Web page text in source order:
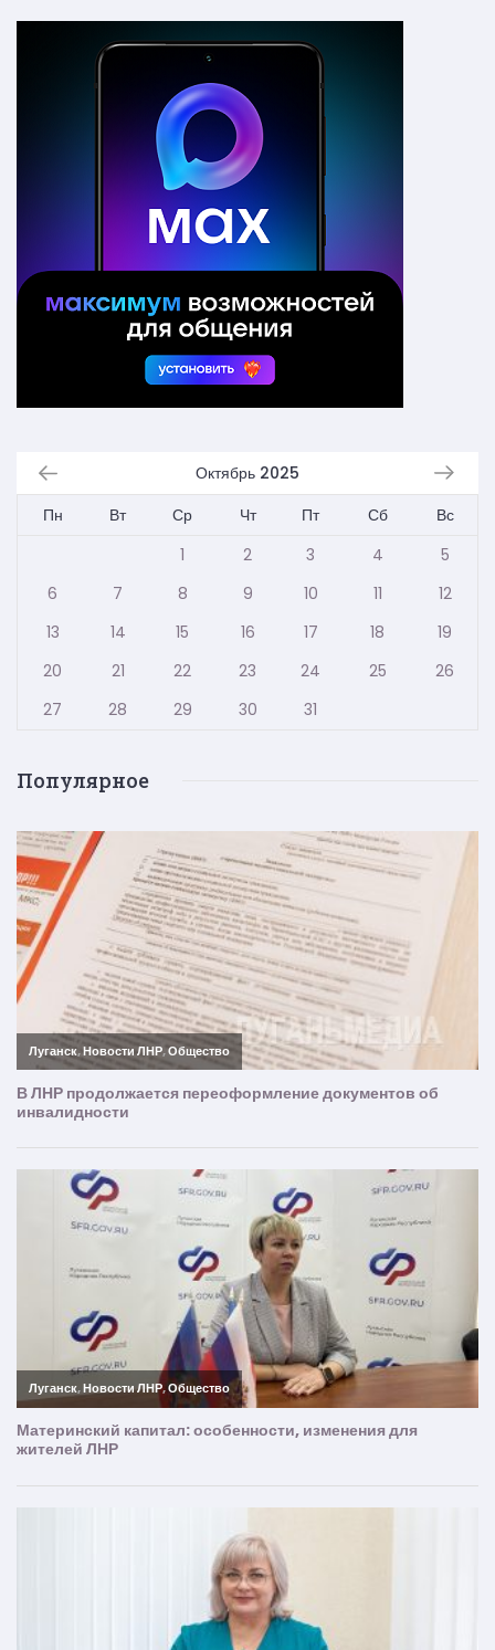
Октябрь 2025
Пн
Вт Ср Чт Пт Сб
Вс
1
2 3 4
5
6
7 8 9 10 11
12
13
14 15 16 17 18
19
20
21 22 23 24 25
26
27
28 29 30 31
Популярное